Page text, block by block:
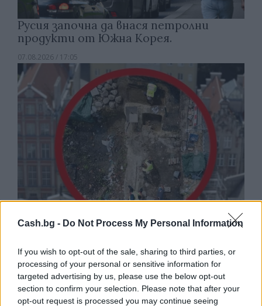
Cash.bg - Do Not Process My Personal Information
If you wish to opt-out of the sale, sharing to third parties, or
processing of your personal or sensitive information for
targeted advertising by us, please use the below opt-out
section to confirm your selection. Please note that after your
opt-out request is processed you may continue seeing
Русия започна да внася петролни
продукти от Южна Корея.
07.08.2026 / 17:05
откриха под кафене за сладолед в
Полша
07.08.2026 / 16:00